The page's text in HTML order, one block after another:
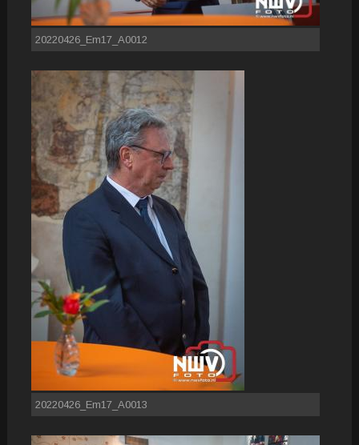
20220426_Em17_A0012
20220426_Em17_A0013